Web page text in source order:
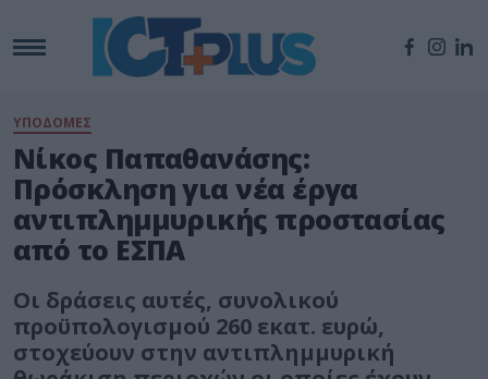
ΥΠΟΔΟΜΕΣ
Νίκος Παπαθανάσης:
Πρόσκληση για νέα έργα
αντιπλημμυρικής προστασίας
από το ΕΣΠΑ
Οι δράσεις αυτές, συνολικού
προϋπολογισμού 260 εκατ. ευρώ,
στοχεύουν στην αντιπλημμυρική